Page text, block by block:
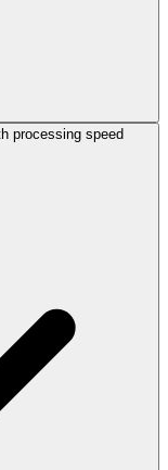
processing speed